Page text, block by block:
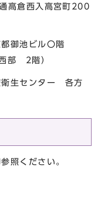
倉西入高宮町200
ビル〇階
部 2階）
生センター 各方
照ください。